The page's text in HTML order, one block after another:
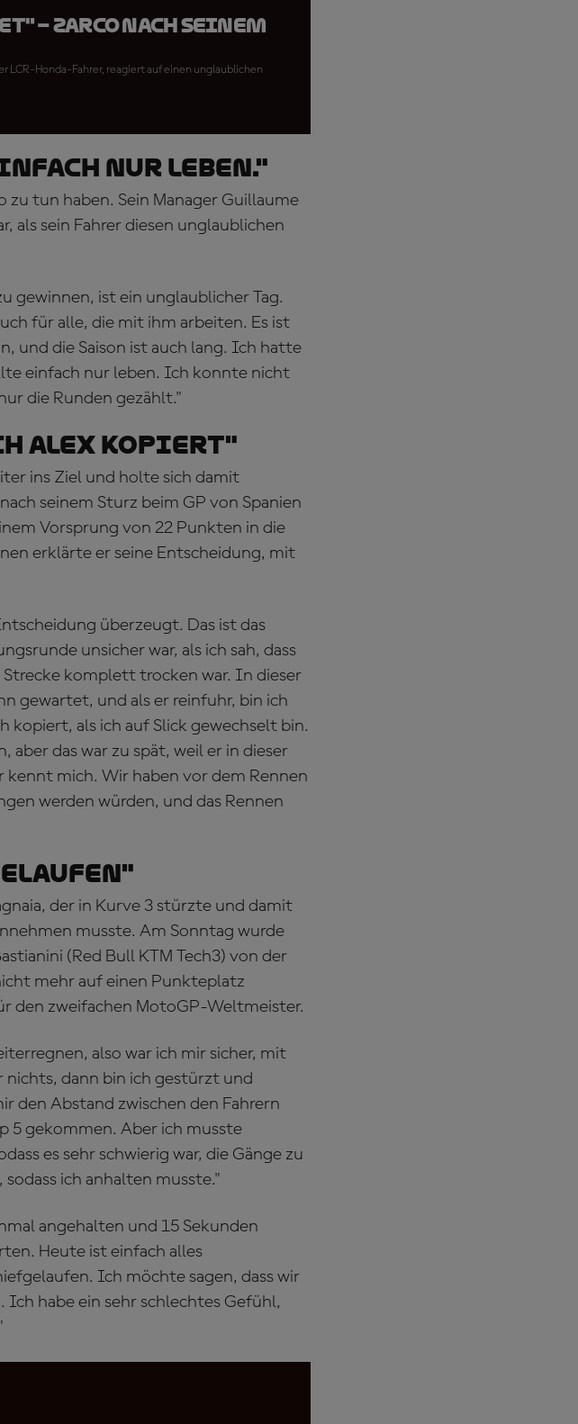
– Zarco nach seinem
LCR-Honda-Fahrer, reagiert auf einen unglaublichen
nur leben."
zu tun haben. Sein Manager Guillaume
als sein Fahrer diesen unglaublichen
gewinnen, ist ein unglaublicher Tag.
für alle, die mit ihm arbeiten. Es ist
und die Saison ist auch lang. Ich hatte
einfach nur leben. Ich konnte nicht
die Runden gezählt."
Alex kopiert"
ins Ziel und holte sich damit
seinem Sturz beim GP von Spanien
Vorsprung von 22 Punkten in die
erklärte er seine Entscheidung, mit
überzeugt. Das ist das
unsicher war, als ich sah, dass
Strecke komplett trocken war. In dieser
gewartet, und als er reinfuhr, bin ich
kopiert, als ich auf Slick gewechselt bin.
aber das war zu spät, weil er in dieser
mich. Wir haben vor dem Rennen
werden würden, und das Rennen
der in Kurve 3 stürzte und damit
musste. Am Sonntag wurde
(Red Bull KTM Tech3) von der
mehr auf einen Punkteplatz
den zweifachen MotoGP-Weltmeister.
also war ich mir sicher, mit
dann bin ich gestürzt und
den Abstand zwischen den Fahrern
5 gekommen. Aber ich musste
es sehr schwierig war, die Gänge zu
ich anhalten musste."
angehalten und 15 Sekunden
Heute ist einfach alles
Ich möchte sagen, dass wir
Ich habe ein sehr schlechtes Gefühl,